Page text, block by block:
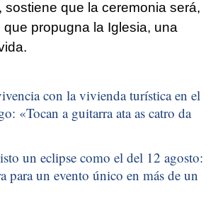
sostiene que la ceremonia será,
propugna la Iglesia, una
con la vivienda turística en el
«Tocan a guitarra ata as catro da
un eclipse como el del 12 agosto:
para un evento único en más de un